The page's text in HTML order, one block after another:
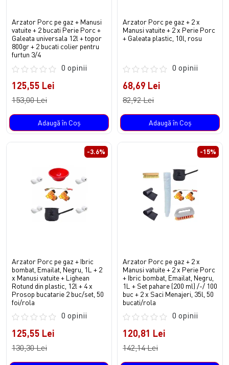
Arzator Porc pe gaz + Manusi
vatuite + 2 bucati Perie Porc +
Galeata universala 12l + topor
800gr + 2 bucati colier pentru
furtun 3/4
0 opinii
125,55 Lei
153,00 Lei
Adaugă în Coş
Arzator Porc pe gaz + 2 x
Manusi vatuite + 2 x Perie Porc
+ Galeata plastic, 10l, rosu
0 opinii
68,69 Lei
82,92 Lei
Adaugă în Coş
-3.6%
Arzator Porc pe gaz + Ibric
bombat, Emailat, Negru, 1L + 2
x Manusi vatuite + Lighean
Rotund din plastic, 12l + 4 x
Prosop bucatarie 2 buc/set, 50
foi/rola
0 opinii
125,55 Lei
130,30 Lei
-15%
Arzator Porc pe gaz + 2 x
Manusi vatuite + 2 x Perie Porc
+ Ibric bombat, Emailat, Negru,
1L + Set pahare (200 ml) /-/ 100
buc + 2 x Saci Menajeri, 35l, 50
bucati/rola
0 opinii
120,81 Lei
142,14 Lei